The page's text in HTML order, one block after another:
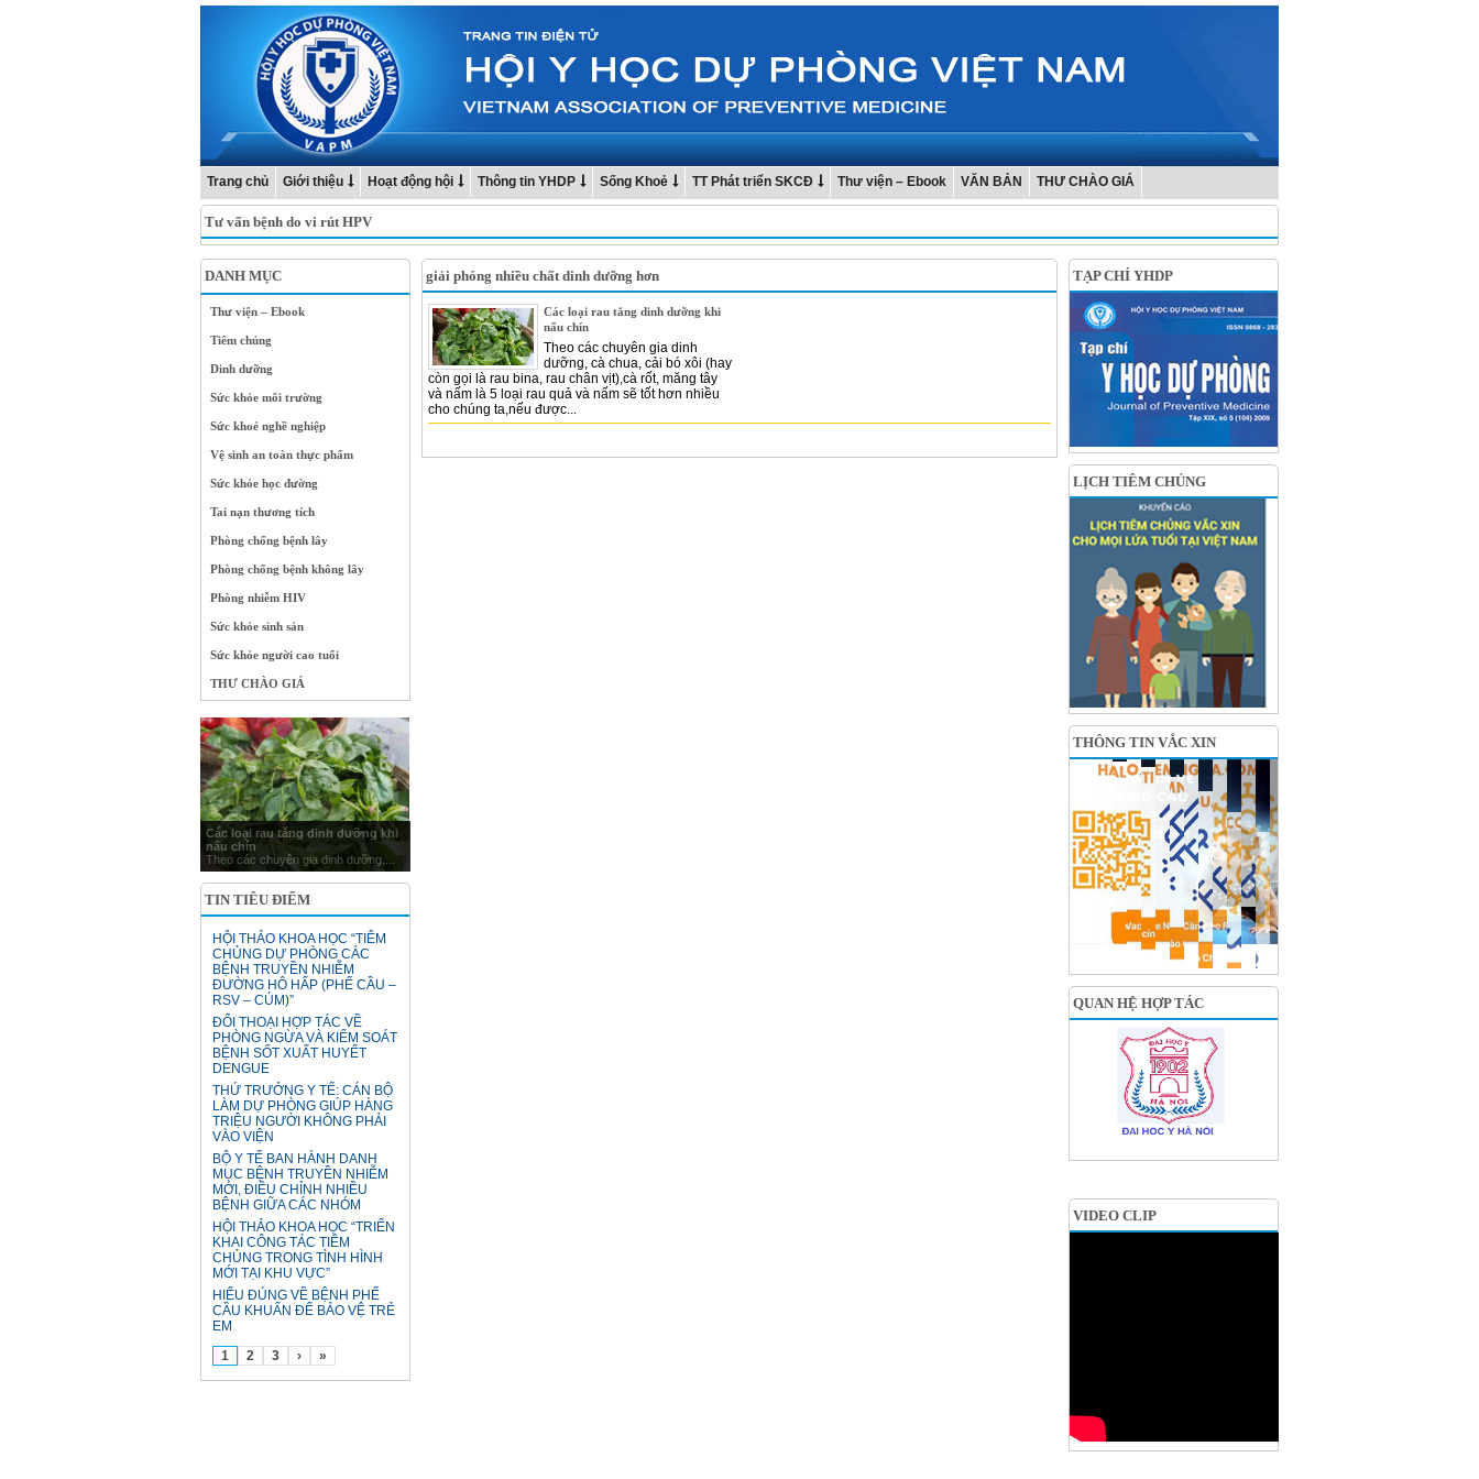
Trang chủ Giới thiệu Hoạt động hội Thông tin YHDP Sống Khoẻ TT Phát triển SKCĐ Thư viện – Ebook VĂN BẢN THƯ CHÀO GIÁ
Tư vấn bệnh do vi rút HPV
DANH MỤC
Thư viện – Ebook
Tiêm chủng
Dinh dưỡng
Sức khỏe môi trường
Sức khoẻ nghề nghiệp
Vệ sinh an toàn thực phẩm
Sức khỏe học đường
Tai nạn thương tích
Phòng chống bệnh lây
Phòng chống bệnh không lây
Phòng nhiễm HIV
Sức khỏe sinh sản
Sức khỏe người cao tuổi
THƯ CHÀO GIÁ
Các loại rau tăng dinh dưỡng khi
nấu chín
Theo các chuyên gia dinh dưỡng,...
TIN TIÊU ĐIỂM
HỘI THẢO KHOA HỌC “TIÊM
CHỦNG DỰ PHÒNG CÁC
BỆNH TRUYỀN NHIỄM
ĐƯỜNG HÔ HẤP (PHẾ CẦU –
RSV – CÚM)”
ĐỐI THOẠI HỢP TÁC VỀ
PHÒNG NGỪA VÀ KIỂM SOÁT
BỆNH SỐT XUẤT HUYẾT
DENGUE
THỨ TRƯỞNG Y TẾ: CÁN BỘ
LÀM DỰ PHÒNG GIÚP HÀNG
TRIỆU NGƯỜI KHÔNG PHẢI
VÀO VIỆN
BỘ Y TẾ BAN HÀNH DANH
MỤC BỆNH TRUYỀN NHIỄM
MỚI, ĐIỀU CHỈNH NHIỀU
BỆNH GIỮA CÁC NHÓM
HỘI THẢO KHOA HỌC “TRIỂN
KHAI CÔNG TÁC TIÊM
CHỦNG TRONG TÌNH HÌNH
MỚI TẠI KHU VỰC”
HIỂU ĐÚNG VỀ BỆNH PHẾ
CẦU KHUẨN ĐỂ BẢO VỆ TRẺ
EM
1
2 3 › »
giải phóng nhiều chất dinh dưỡng hơn
Các loại rau tăng dinh dưỡng khi
nấu chín
Theo các chuyên gia dinh
dưỡng, cà chua, cải bó xôi (hay
còn gọi là rau bina, rau chân vịt),cà rốt, măng tây
và nấm là 5 loại rau quả và nấm sẽ tốt hơn nhiều
cho chúng ta,nếu được...
TẠP CHÍ YHDP
LỊCH TIÊM CHỦNG
THÔNG TIN VẮC XIN
QUAN HỆ HỢP TÁC
VIDEO CLIP